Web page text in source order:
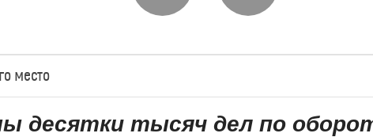
место
десятки тысяч дел по